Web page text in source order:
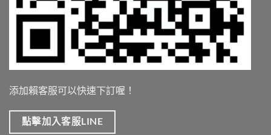
添加賴客服可以快速下訂喔！
點擊加入客服LINE